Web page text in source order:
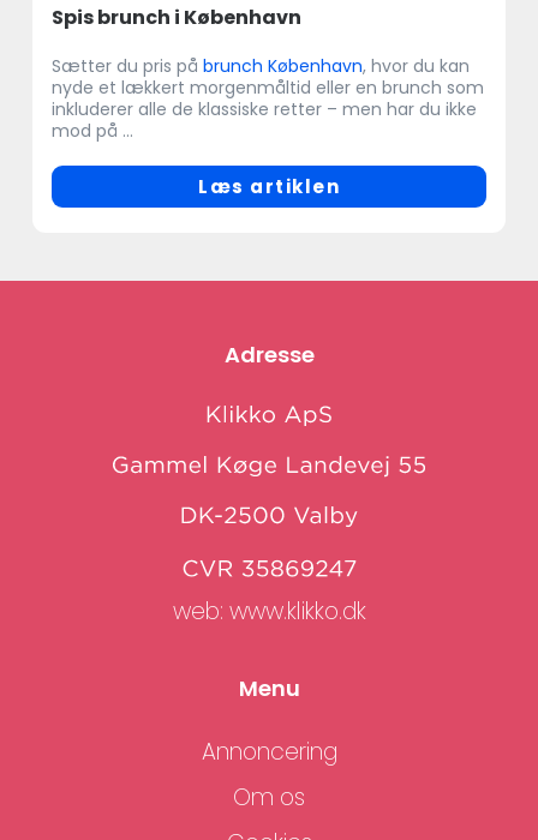
Spis brunch i København
Sætter du pris på brunch København, hvor du kan
nyde et lækkert morgenmåltid eller en brunch som
inkluderer alle de klassiske retter – men har du ikke
mod på ...
Læs artiklen
Adresse
web: www.klikko.dk
Menu
Annoncering
Om os